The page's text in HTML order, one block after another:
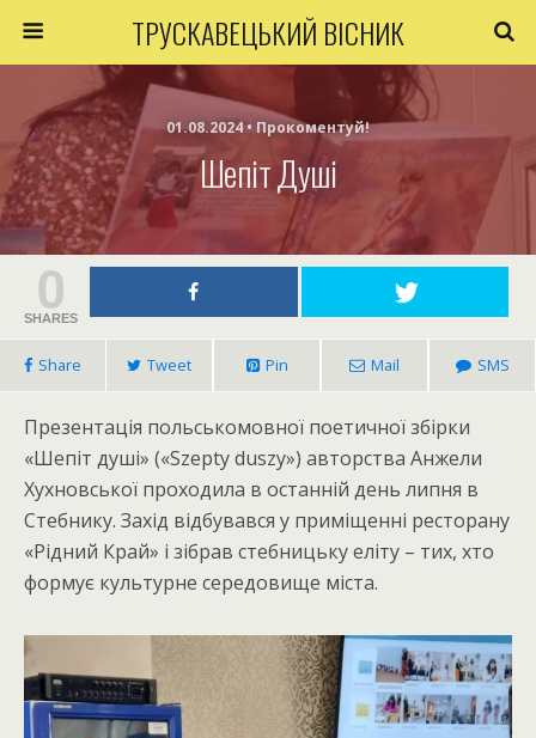
ТРУСКАВЕЦЬКИЙ ВІСНИК
01.08.2024 • Прокоментуй!
Шепіт Душі
0
SHARES
Share Tweet Pin Mail SMS
Презентація польськомовної поетичної збірки
«Шепіт душі» («Szepty duszy») авторства Анжели
Хухновської проходила в останній день липня в
Стебнику. Захід відбувався у приміщенні ресторану
«Рідний Край» і зібрав стебницьку еліту – тих, хто
формує культурне середовище міста.